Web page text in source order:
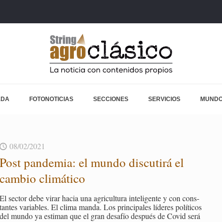
FOTONOTICIAS SECCIONES SERVICIOS
08/02/2021
Post pan­de­mia: el mundo dis­cu­ti­rá el
cam­bio cli­má­ti­co
El sec­tor debe virar hacia una agri­cul­tu­ra in­te­li­gen­te y con cons­
tan­tes va­ria­bles. El clima manda. Los prin­ci­pa­les lí­de­res po­lí­ti­cos
del mundo ya es­ti­man que el gran desa­fío des­pués de Covid será